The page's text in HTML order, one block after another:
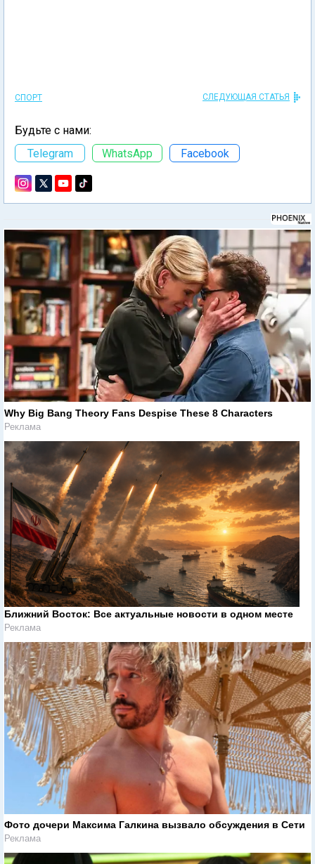
СПОРТ СЛЕДУЮЩАЯ СТАТЬЯ
Будьте с нами:
Telegram
WhatsApp Facebook
Why Big Bang Theory Fans Despise These 8 Characters
Реклама
Ближний Восток: Все актуальные новости в одном месте
Реклама
Фото дочери Максима Галкина вызвало обсуждения в Сети
Реклама